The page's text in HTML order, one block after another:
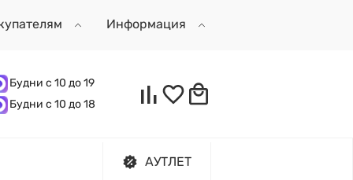
Информация
Будни с 10 до 19
Будни с 10 до 18
АУТЛЕТ